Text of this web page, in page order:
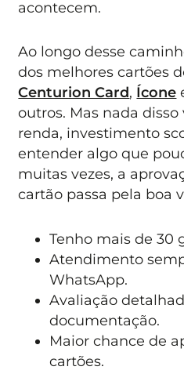
acontecem.
Ao longo desse
dos melhores cartões
Centurion Card, Ícone
outros. Mas nada disso
renda, investimento
entender algo que
muitas vezes, a
cartão passa pela boa
Tenho mais de 30
Atendimento
WhatsApp.
Avaliação
documentação.
Maior chance de
cartões.